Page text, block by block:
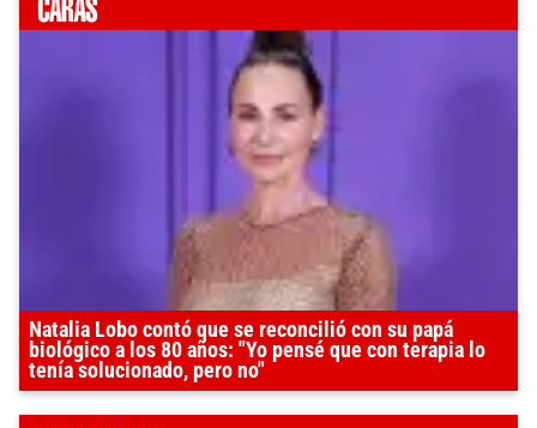
Natalia Lobo contó que se reconcilió con su papá
biológico a los 80 años: "Yo pensé que con terapia lo
tenía solucionado, pero no"